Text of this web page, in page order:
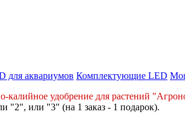
для аквариумов Комплектующие LED
калийное удобрение для растений
"2", или "3" (на 1 заказ - 1 подарок).